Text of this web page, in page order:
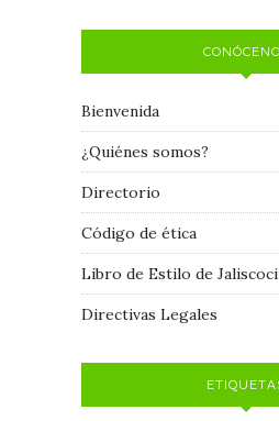
Bienvenida
¿Quiénes somos?
Directorio
Código de ética
Libro de Estilo de
Directivas Legales